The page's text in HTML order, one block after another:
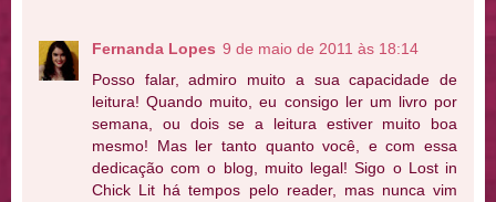
Fernanda Lopes 9 de maio de 2011 às 18:14
Posso falar, admiro muito a sua capacidade de
leitura! Quando muito, eu consigo ler um livro por
semana, ou dois se a leitura estiver muito boa
mesmo! Mas ler tanto quanto você, e com essa
dedicação com o blog, muito legal! Sigo o Lost in
Chick Lit há tempos pelo reader, mas nunca vim